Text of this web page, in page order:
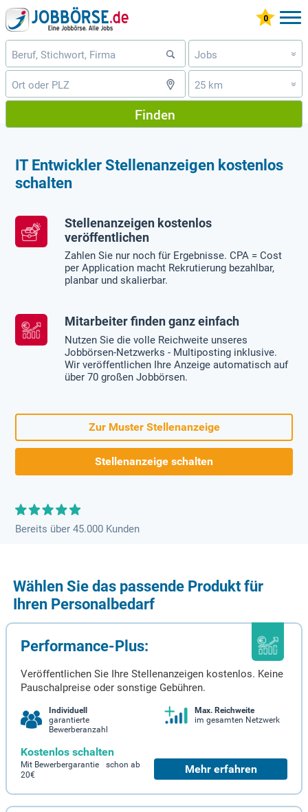
Jobs »
25 km »
Finden
IT Entwickler Stellenanzeigen kostenlos
schalten
Stellenanzeigen kostenlos
veröffentlichen
Zahlen Sie nur noch für Ergebnisse. CPA = Cost
per Application macht Rekrutierung bezahlbar,
planbar und skalierbar.
Mitarbeiter finden ganz einfach
Nutzen Sie die volle Reichweite unseres
Jobbörsen-Netzwerks - Multiposting inklusive.
Wir veröffentlichen Ihre Anzeige automatisch auf
über 70 großen Jobbörsen.
Zur Muster Stellenanzeige
Stellenanzeige schalten
Bereits über 45.000 Kunden
Wählen Sie das passende Produkt für
Ihren Personalbedarf
Performance-Plus:
Veröffentlichen Sie Ihre Stellenanzeigen kostenlos. Keine
Pauschalpreise oder sonstige Gebühren.
Individuell
garantierte
Bewerberanzahl
Max. Reichweite
im gesamten Netzwerk
Kostenlos schalten
Mit Bewerbergarantie schon ab
20€
Mehr erfahren